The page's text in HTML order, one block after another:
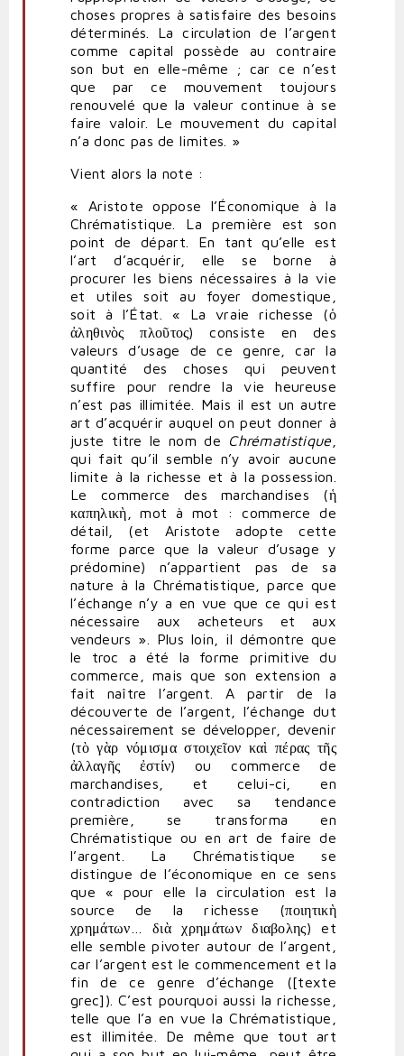
choses propres à satisfaire des besoins
déterminés. La circulation de l’argent
comme capital possède au contraire
son but en elle-même ; car ce n’est
que par ce mouvement toujours
renouvelé que la valeur continue à se
faire valoir. Le mouvement du capital
n’a donc pas de limites. »
Vient alors la note :
« Aristote oppose l’Économique à la
Chrématistique. La première est son
point de départ. En tant qu’elle est
l’art d’acquérir, elle se borne à
procurer les biens nécessaires à la vie
et utiles soit au foyer domestique,
soit à l’État. « La vraie richesse (ὁ
ἀληθινὸς πλοῦτος) consiste en des
valeurs d’usage de ce genre, car la
quantité des choses qui peuvent
suffire pour rendre la vie heureuse
n’est pas illimitée. Mais il est un autre
art d’acquérir auquel on peut donner à
juste titre le nom de
Chrématistique
qui fait qu’il semble n’y avoir aucune
limite à la richesse et à la possession.
Le commerce des marchandises (ἡ
καπηλικὴ, mot à mot : commerce de
détail, (et Aristote adopte cette
forme parce que la valeur d’usage y
prédomine) n’appartient pas de sa
nature à la Chrématistique, parce que
l’échange n’y a en vue que ce qui est
nécessaire aux acheteurs et aux
vendeurs ». Plus loin, il démontre que
le troc a été la forme primitive du
commerce, mais que son extension a
fait naître l’argent. A partir de la
découverte de l’argent, l’échange dut
nécessairement se développer, devenir
(τὸ γὰρ νόμισμα στοιχεῖον καὶ πέρας τῆς
ἀλλαγῆς ἐστίν) ou commerce de
marchandises, et celui-ci, en
contradiction avec sa tendance
première, se transforma en
Chrématistique ou en art de faire de
l’argent. La Chrématistique se
distingue de l’économique en ce sens
que « pour elle la circulation est la
source de la richesse (ποιητικὴ
χρημάτων… διὰ χρημάτων διαβολης) et
elle semble pivoter autour de l’argent,
car l’argent est le commencement et la
fin de ce genre d’échange ([texte
grec]). C’est pourquoi aussi la richesse,
telle que l’a en vue la Chrématistique,
est illimitée. De même que tout art